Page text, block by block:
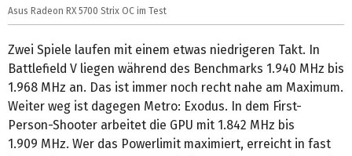
Asus Radeon RX 5700 Strix OC im Test
Zwei Spiele laufen mit einem etwas niedrigeren Takt. In
Battlefield V liegen während des Benchmarks 1.940 MHz bis
1.968 MHz an. Das ist immer noch recht nahe am Maximum.
Weiter weg ist dagegen Metro: Exodus. In dem First-
Person-Shooter arbeitet die GPU mit 1.842 MHz bis
1.909 MHz. Wer das Powerlimit maximiert, erreicht in fast